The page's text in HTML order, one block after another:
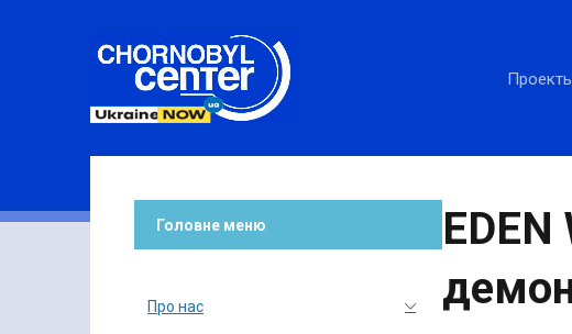
Головне меню
Про нас